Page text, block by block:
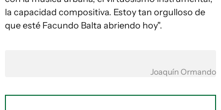
la capacidad compositiva. Estoy tan orgulloso de
que esté Facundo Balta abriendo hoy".
Joaquín Ormando